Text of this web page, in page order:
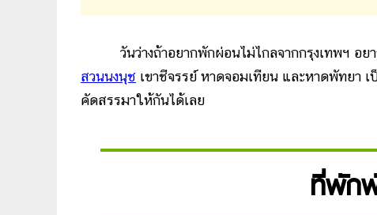
วันว่างถ้าอยากพักผ่อนไม่ไกลจากกรุงเทพฯ อยา
สวนนงนุช เขาชีจรรย์ หาดจอมเทียน และหาดพัทยา
คัดสรรมาให้กันได้เลย
ที่พัก